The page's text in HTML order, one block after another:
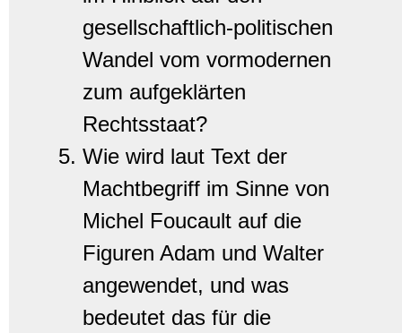
gesellschaftlich-politischen
Wandel vom vormodernen
zum aufgeklärten
Rechtsstaat?
Wie wird laut Text der
Machtbegriff im Sinne von
Michel Foucault auf die
Figuren Adam und Walter
angewendet, und was
bedeutet das für die